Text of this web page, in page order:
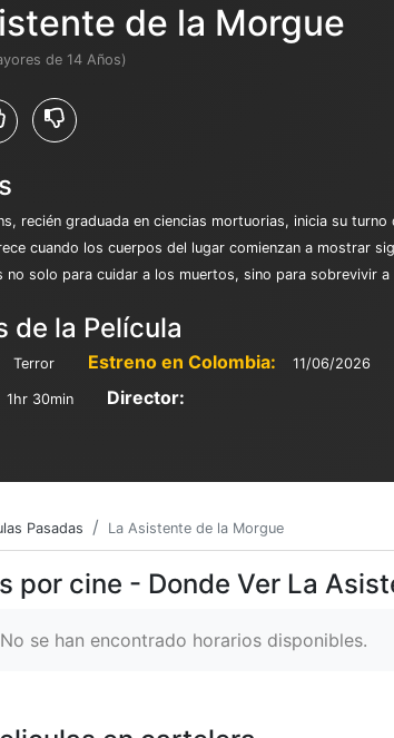
de la Morgue
de 14 Años)
recién graduada en ciencias mortuorias, inicia su
cuando los cuerpos del lugar comienzan a mostrar
no solo para cuidar a los muertos, sino para sobrevivir
de la Película
Terror Estreno en Colombia: 11/06/2026
1hr 30min
Director:
Pasadas La Asistente de la Morgue
por cine - Donde Ver La
No se han encontrado horarios disponibles.